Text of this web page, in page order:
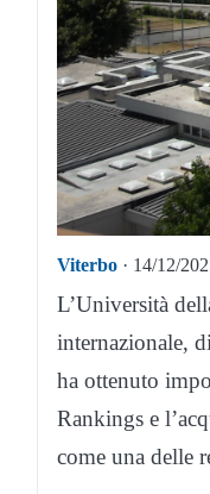
Viterbo · 14/12/
L’Università
internazionale,
ha ottenuto
Rankings e
come una delle